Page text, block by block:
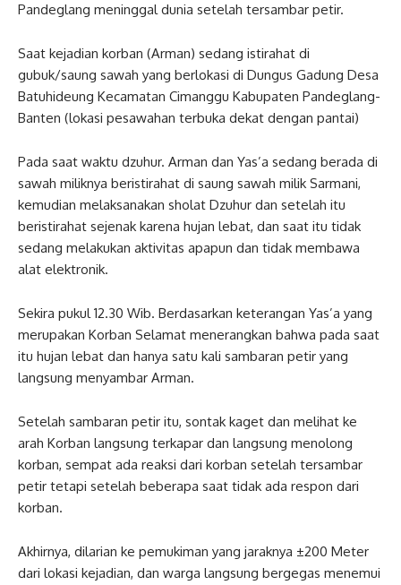
Pandeglang meninggal dunia setelah tersambar petir.
Saat kejadian korban (Arman) sedang istirahat di
gubuk/saung sawah yang berlokasi di Dungus Gadung Desa
Batuhideung Kecamatan Cimanggu Kabupaten Pandeglang-
Banten (lokasi pesawahan terbuka dekat dengan pantai)
Pada saat waktu dzuhur. Arman dan Yas’a sedang berada di
sawah miliknya beristirahat di saung sawah milik Sarmani,
kemudian melaksanakan sholat Dzuhur dan setelah itu
beristirahat sejenak karena hujan lebat, dan saat itu tidak
sedang melakukan aktivitas apapun dan tidak membawa
alat elektronik.
Sekira pukul 12.30 Wib. Berdasarkan keterangan Yas’a yang
merupakan Korban Selamat menerangkan bahwa pada saat
itu hujan lebat dan hanya satu kali sambaran petir yang
langsung menyambar Arman.
Setelah sambaran petir itu, sontak kaget dan melihat ke
arah Korban langsung terkapar dan langsung menolong
korban, sempat ada reaksi dari korban setelah tersambar
petir tetapi setelah beberapa saat tidak ada respon dari
korban.
Akhirnya, dilarian ke pemukiman yang jaraknya ±200 Meter
dari lokasi kejadian, dan warga langsung bergegas menemui